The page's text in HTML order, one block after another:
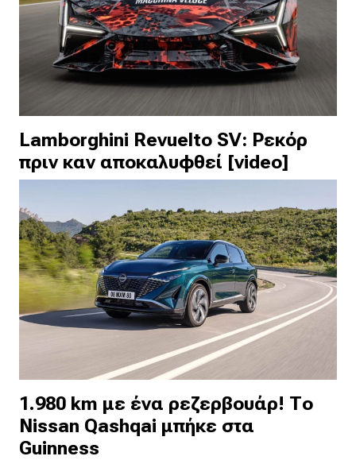
Lamborghini Revuelto SV: Ρεκόρ
πριν καν αποκαλυφθεί [video]
1.980 km με ένα ρεζερβουάρ! Το
Nissan Qashqai μπήκε στα
Guinness